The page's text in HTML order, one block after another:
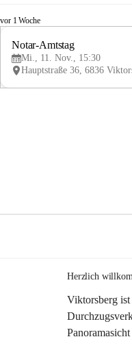
V
vor 1 Woche
Notar-Amtstag
Mi., 11. Nov., 15:30
Herzlich
Viktorsberg